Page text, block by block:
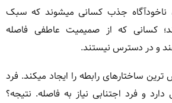
ناخودآگاه جذب کسانی میشوند که سبک
کسانی که از صمیمیت عاطفی فاصله
و در دسترس نیستند.
ساختارهای رابطه را ایجاد میکند. فرد
و فرد اجتنابی نیاز به فاصله. نتیجه؟